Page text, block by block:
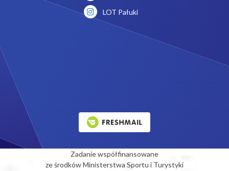
LOT Pałuki
Zadanie współfinansowane
ze środków Ministerstwa Sportu i Turystyki